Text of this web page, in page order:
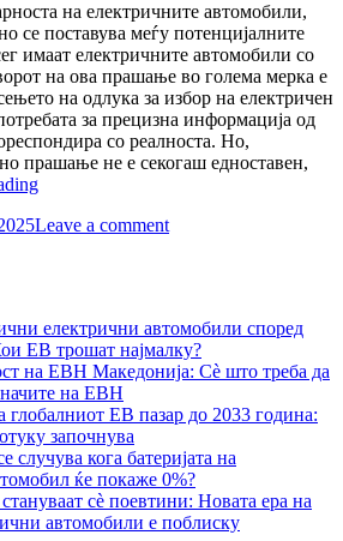
на електричните автомобили,
се поставува меѓу потенцијалните
имаат електричните автомобили со
на ова прашање во голема мерка е
на одлука за избор на електричен
за прецизна информација од
со реалноста. Но,
прашање не е секогаш едноставен,
Сè
треба
за
досег
на
електрични
автомобили:
Споредба
на
EPA,
WLTP,
NEDC
Leave a comment
електрични автомобили според
ЕВ трошат најмалку?
на ЕВН Македонија: Сè што треба да
на ЕВН
глобалниот ЕВ пазар до 2033 година:
започнува
случува кога батеријата на
ќе покаже 0%?
сè поевтини: Новата ера на
автомобили е поблиску